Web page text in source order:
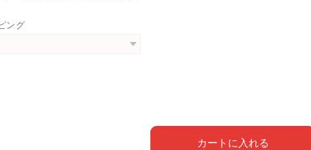
ング
カートに入れる